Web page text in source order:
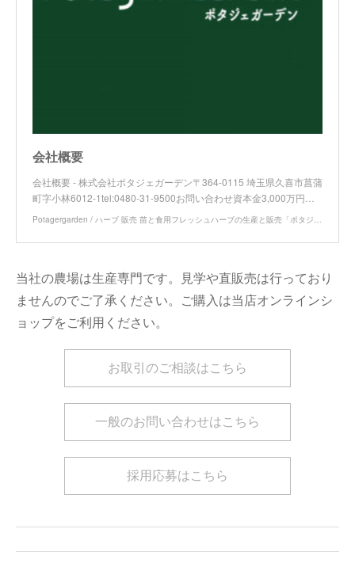
会社概要
会社概要 - 株式会社ポタジェガーデン〒364-0115 埼玉県久喜市菖蒲
町字小林6012-1tel:0480-31-9500お問い合わせ資本金3,000万円…
Potagergarden / ハーブ 販売 苗と食用フレッシュハーブの生産と販売「ポタジェガーデン」の公式サイト
当社の農場は生産専門です。見学や直販売は行っており
ませんのでご了承ください。ご購入は当店オンラインシ
ョップをご利用ください。
お取引のご相談はこちら
一般のお問い合わせはこちら
採用応募はこちら